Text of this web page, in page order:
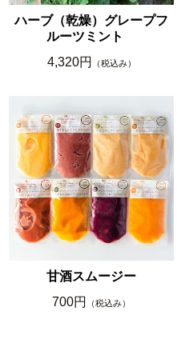
ハーブ（乾燥）グレープフ
ルーツミント
4,320円
（税込み）
甘酒スムージー
700円
（税込み）